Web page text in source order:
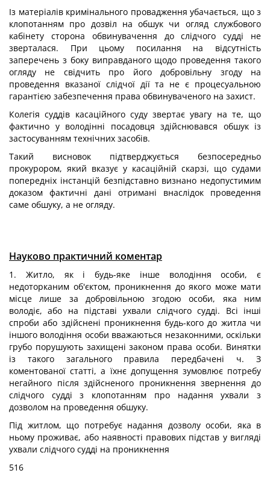
Із матеріалів кримінального провадження убачається, що з
клопотанням про дозвіл на обшук чи огляд службового
кабінету сторона обвинувачення до слідчого судді не
зверталася. При цьому посилання на відсутність
заперечень з боку виправданого щодо проведення такого
огляду не свідчить про його добровільну згоду на
проведення вказаної слідчої дії та не є процесуальною
гарантією забезпечення права обвинуваченого на захист.
Колегія суддів касаційного суду звертає увагу на те, що
фактично у володінні посадовця здійснювався обшук із
застосуванням технічних засобів.
Такий висновок підтверджується безпосередньо
прокурором, який вказує у касаційній скарзі, що судами
попередніх інстанцій безпідставно визнано недопустимим
доказом фактичні дані отримані внаслідок проведення
саме обшуку, а не огляду.
Науково практичний коментар
1. Житло, як і будь-яке інше володіння особи, є
недоторканим об'єктом, проникнення до якого може мати
місце лише за добровільною згодою особи, яка ним
володіє, або на підставі ухвали слідчого судді. Всі інші
спроби або здійснені проникнення будь-кого до житла чи
іншого володіння особи вважаються незаконними, оскільки
грубо порушують захищені законом права особи. Винятки
із такого загального правила передбачені ч. З
коментованої статті, а їхнє допущення зумовлює потребу
негайного після здійсненого проникнення звернення до
слідчого судді з клопотанням про надання ухвали з
дозволом на проведення обшуку.
Під житлом, що потребує надання дозволу особи, яка в
ньому проживає, або наявності правових підстав у вигляді
ухвали слідчого судді на проникнення
516